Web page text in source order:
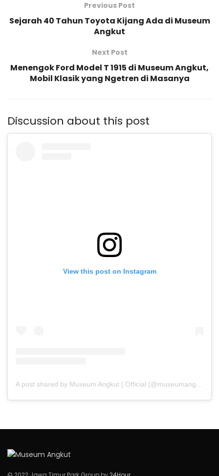
Previous Post
Sejarah 40 Tahun Toyota Kijang Ada di Museum
Angkut
Next Post
Menengok Ford Model T 1915 di Museum Angkut,
Mobil Klasik yang Ngetren di Masanya
Discussion about this post
View this post on Instagram